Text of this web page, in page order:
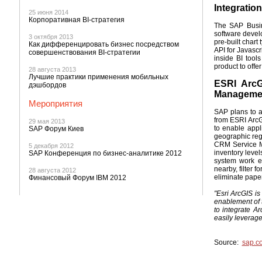
25 июня 2014
Корпоративная BI-стратегия
3 октября 2013
Как дифференцировать бизнес посредством
совершенствования BI-стратегии
28 августа 2013
Лучшие практики применения мобильных
дэшбордов
Мероприятия
29 мая 2013
SAP Форум Киев
5 декабря 2012
SAP Конференция по бизнес-аналитике 2012
28 августа 2012
Финансовый Форум IBM 2012
The SAP
software
pre-built chart
API for
inside BI
product to
ESRI
SAP plans to
from ESRI
to enable
geographic
CRM Service
inventory
system work
nearby, filter
eliminate
"Esri ArcGIS
enablement of
to integrate
easily
Source: